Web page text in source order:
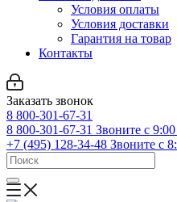
Условия оплаты
Условия доставки
Гарантия на товар
Контакты
Заказать звонок
8 800-301-67-31
8 800-301-67-31 Звоните с
+7 (495) 128-34-48 Звоните с